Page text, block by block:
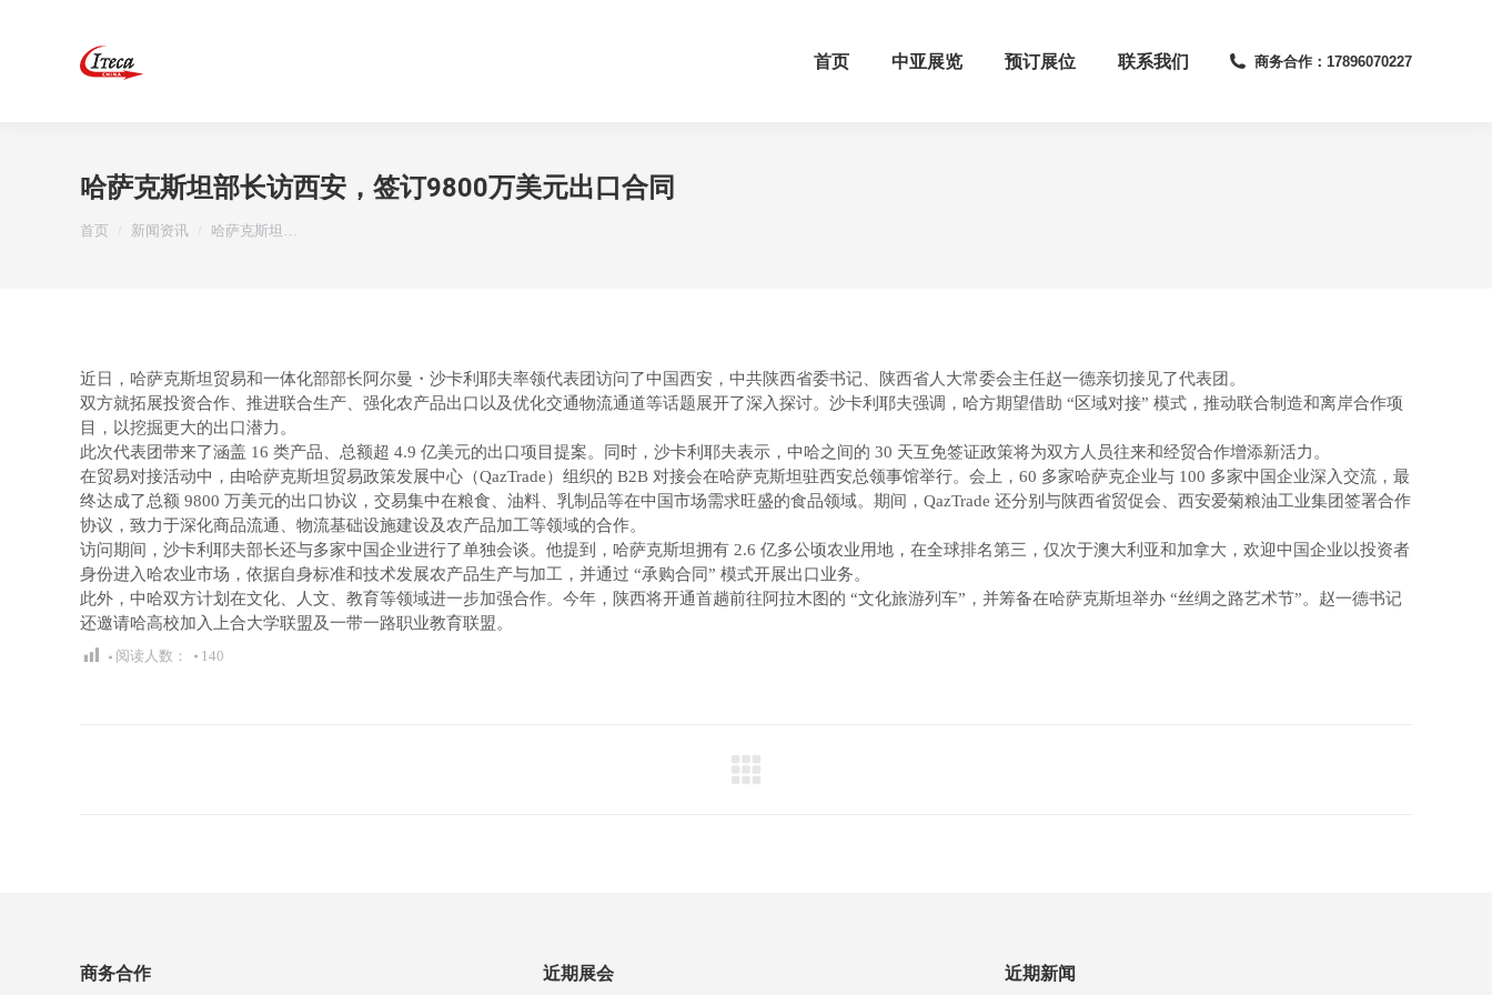
首页 中亚展览 预订展位 联系我们 商务合作：17896070227
哈萨克斯坦部长访西安，签订9800万美元出口合同
首页 新闻资讯 哈萨克斯坦…
近日，哈萨克斯坦贸易和一体化部部长阿尔曼・沙卡利耶夫率领代表团访问了中国西安，中共陕西省委书记、陕西省人大常委会主任赵一德亲切接见了代表团。
双方就拓展投资合作、推进联合生产、强化农产品出口以及优化交通物流通道等话题展开了深入探讨。沙卡利耶夫强调，哈方期望借助 “区域对接” 模式，推动联合制造和离岸合作项
目，以挖掘更大的出口潜力。
此次代表团带来了涵盖 16 类产品、总额超 4.9 亿美元的出口项目提案。同时，沙卡利耶夫表示，中哈之间的 30 天互免签证政策将为双方人员往来和经贸合作增添新活力。
在贸易对接活动中，由哈萨克斯坦贸易政策发展中心（QazTrade）组织的 B2B 对接会在哈萨克斯坦驻西安总领事馆举行。会上，60 多家哈萨克企业与 100 多家中国企业深入交流，最
终达成了总额 9800 万美元的出口协议，交易集中在粮食、油料、乳制品等在中国市场需求旺盛的食品领域。期间，QazTrade 还分别与陕西省贸促会、西安爱菊粮油工业集团签署合作
协议，致力于深化商品流通、物流基础设施建设及农产品加工等领域的合作。
访问期间，沙卡利耶夫部长还与多家中国企业进行了单独会谈。他提到，哈萨克斯坦拥有 2.6 亿多公顷农业用地，在全球排名第三，仅次于澳大利亚和加拿大，欢迎中国企业以投资者
身份进入哈农业市场，依据自身标准和技术发展农产品生产与加工，并通过 “承购合同” 模式开展出口业务。
此外，中哈双方计划在文化、人文、教育等领域进一步加强合作。今年，陕西将开通首趟前往阿拉木图的 “文化旅游列车”，并筹备在哈萨克斯坦举办 “丝绸之路艺术节”。赵一德书记
还邀请哈高校加入上合大学联盟及一带一路职业教育联盟。
阅读人数： 140
商务合作 近期展会 近期新闻